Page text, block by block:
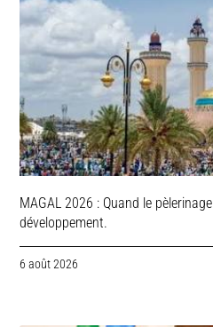
MAGAL 2026 : Quand le
développement.
6 août 2026